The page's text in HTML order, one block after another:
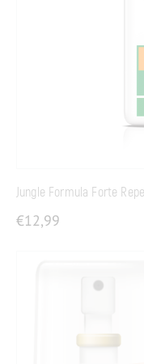
Jungle Formula Forte
€12,99